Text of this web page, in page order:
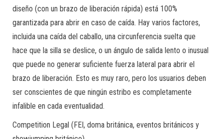
diseño (con un brazo de liberación rápida) está 100%
garantizada para abrir en caso de caída. Hay varios factores,
incluida una caída del caballo, una circunferencia suelta que
hace que la silla se deslice, o un ángulo de salida lento o inusual
que puede no generar suficiente fuerza lateral para abrir el
brazo de liberación. Esto es muy raro, pero los usuarios deben
ser conscientes de que ningún estribo es completamente
infalible en cada eventualidad.
Competition Legal (FEI, doma británica, eventos británicos y